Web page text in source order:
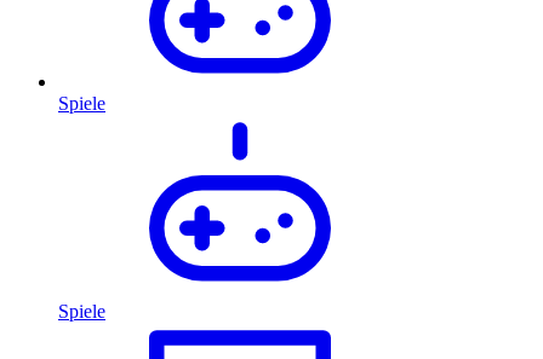
Spiele
Spiele